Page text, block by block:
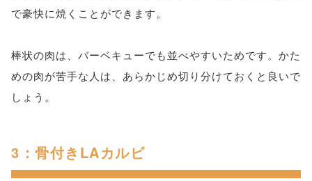
で豪快に焼くことができます。
棒状の肉は、バーベキューでも並べやすいためです。かた
めの肉が苦手な人は、あらかじめ切り分けておくと良いで
しょう。
3：骨付きLAカルビ